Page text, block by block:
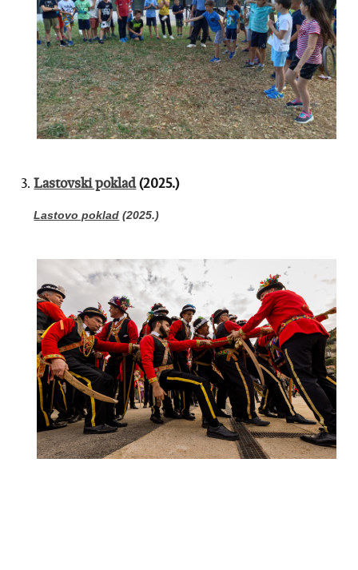
3.Lastovski poklad(2025.)
Lastovo poklad (2025.)